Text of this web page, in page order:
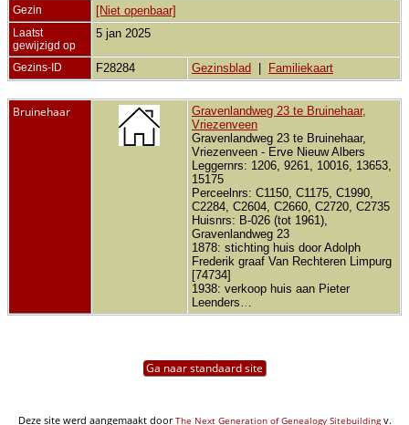
Gezin [Niet openbaar]
Laatst
gewijzigd op
5 jan 2025
Gezins-ID F28284 Gezinsblad Familiekaart
Bruinehaar
Gravenlandweg 23 te Bruinehaar,
Vriezenveen
Gravenlandweg 23 te Bruinehaar,
Vriezenveen - Erve Nieuw Albers
Leggernrs: 1206, 9261, 10016, 13653,
15175
Perceelnrs: C1150, C1175, C1990,
C2284, C2604, C2660, C2720, C2735
Huisnrs: B-026 (tot 1961),
Gravenlandweg 23
1878: stichting huis door Adolph
Frederik graaf Van Rechteren Limpurg
[74734]
1938: verkoop huis aan Pieter
Leenders…
Ga naar standaard site
Deze site werd aangemaakt doorThe Next Generation of Genealogy Sitebuildingv.